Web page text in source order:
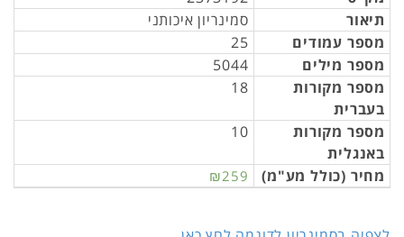
תיאור
סמינריון איכותני
מספר עמודים
25
מספר מילים
5044
מספר מקורות
בעברית
18
מספר מקורות
באנגלית
10
מחיר (כולל מע"מ) ₪259